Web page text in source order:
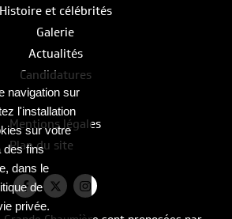
Histoire et célébrités
Galerie
Actualités
Candidatures
Mentions légales
Plan du site
navigation sur
l'installation
sur votre
des fins
dans le
de
privée.